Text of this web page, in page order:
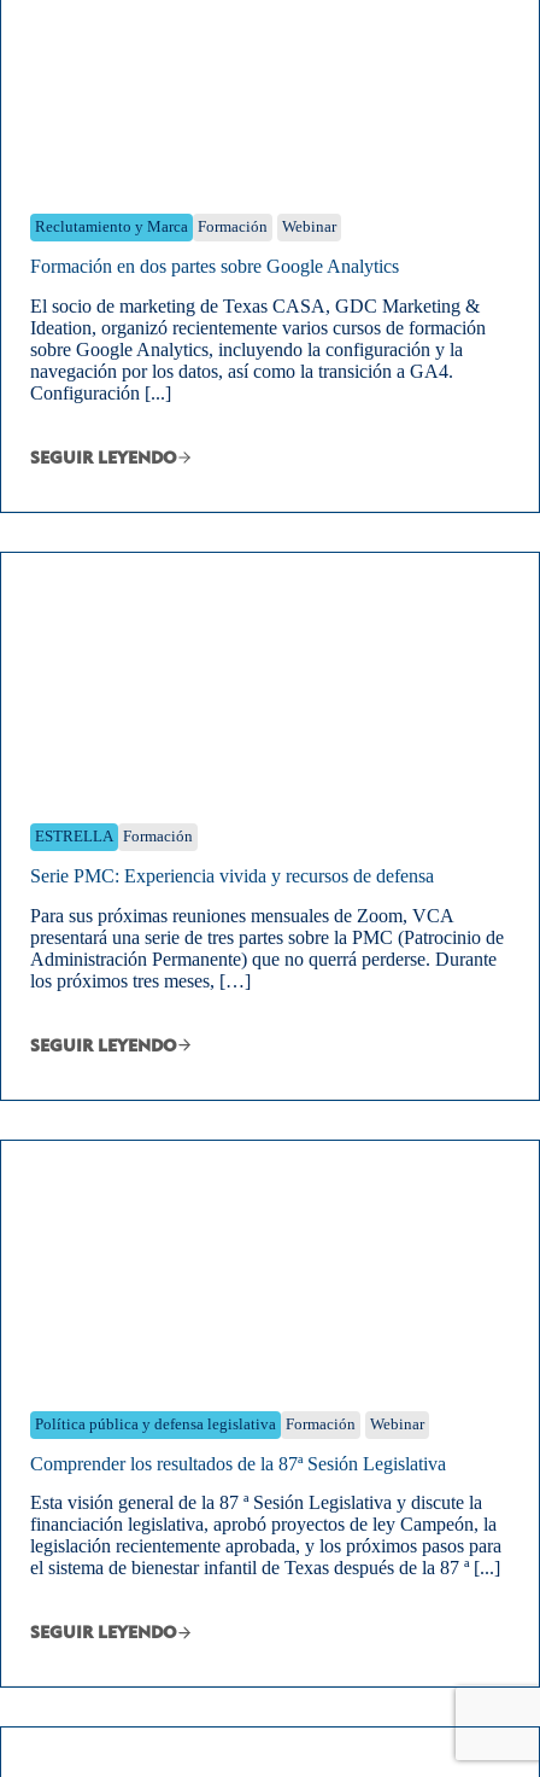
Reclutamiento y Marca Formación Webinar
Formación en dos partes sobre Google Analytics
El socio de marketing de Texas CASA, GDC Marketing &
Ideation, organizó recientemente varios cursos de formación
sobre Google Analytics, incluyendo la configuración y la
navegación por los datos, así como la transición a GA4.
Configuración [...]
SEGUIR LEYENDO
ESTRELLA Formación
Serie PMC: Experiencia vivida y recursos de defensa
Para sus próximas reuniones mensuales de Zoom, VCA
presentará una serie de tres partes sobre la PMC (Patrocinio de
Administración Permanente) que no querrá perderse. Durante
los próximos tres meses, […]
SEGUIR LEYENDO
Política pública y defensa legislativa Formación Webinar
Comprender los resultados de la 87ª Sesión Legislativa
Esta visión general de la 87 ª Sesión Legislativa y discute la
financiación legislativa, aprobó proyectos de ley Campeón, la
legislación recientemente aprobada, y los próximos pasos para
el sistema de bienestar infantil de Texas después de la 87 ª [...]
SEGUIR LEYENDO